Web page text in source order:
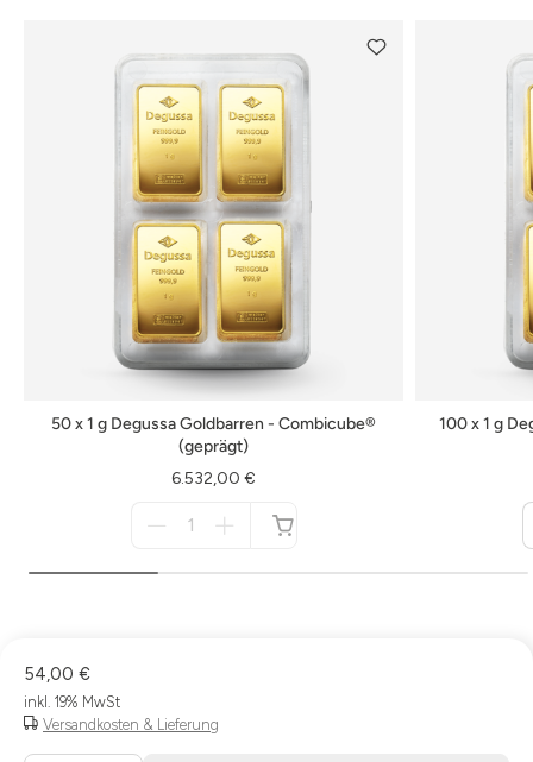
50 x 1 g Degussa Goldbarren - Combicube®
(geprägt)
6.532,00 €
verfügbar
100 x 1 g
54,00 €
inkl. 19% MwSt
Versandkosten & Lieferung